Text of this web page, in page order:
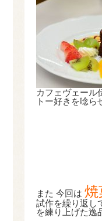
カフェヴェール
トー好きを唸ら
また 今回は焼
試作を繰り返し
を練り上げた逸